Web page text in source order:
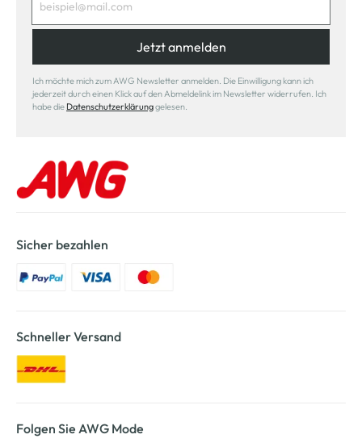
Jetzt anmelden
Ich möchte mich zum AWG Newsletter anmelden. Die Einwilligung kann ich
jederzeit durch einen Klick auf den Abmeldelink im Newsletter widerrufen. Ich
habe die Datenschutzerklärunggelesen.
Sicher bezahlen
Schneller Versand
Folgen Sie AWG Mode